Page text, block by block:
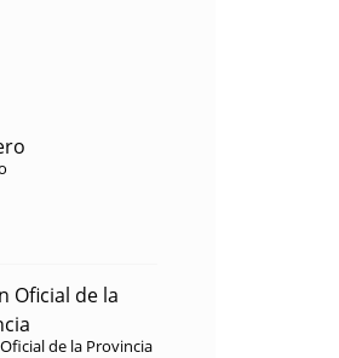
Oficial de la
de la Provincia